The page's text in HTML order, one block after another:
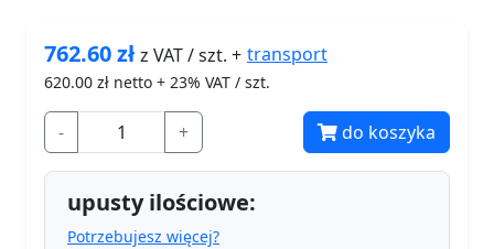
762.60złz VAT / szt. + transport
620.00 zł netto + 23% VAT / szt.
- + do koszyka
upusty ilościowe:
Potrzebujesz więcej?